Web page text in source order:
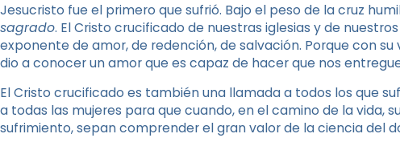
Jesucristo fue el primero que sufrió. Bajo el peso de la cruz
sagrado. El Cristo crucificado de nuestras iglesias y de
exponente de amor, de redención, de salvación. Porque con
dio a conocer un amor que es capaz de hacer que nos
El Cristo crucificado es también una llamada a todos los que
a todas las mujeres para que cuando, en el camino de la vida,
sufrimiento, sepan comprender el gran valor de la ciencia del